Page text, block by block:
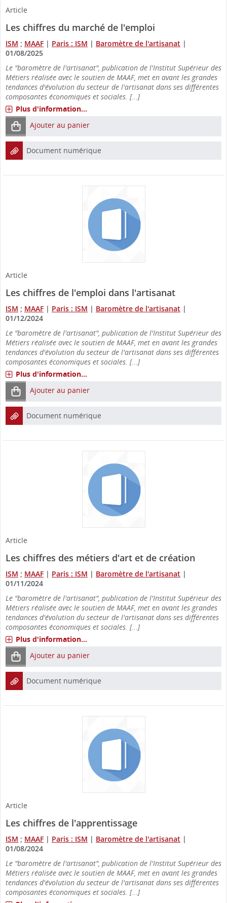
Article
Les chiffres du marché de l'emploi
ISM ; MAAF | Paris : ISM | Baromètre de l'artisanat |
01/08/2025
Le "baromètre de l'artisanat", publication de l'Institut Supérieur des
Métiers réalisée avec le soutien de MAAF, met en avant les grandes
tendances d'évolution du secteur de l'artisanat dans ses différentes
composantes économiques et sociales. [...]
Plus d'information...
Ajouter au panier
Document numérique
Article
Les chiffres de l'emploi dans l'artisanat
ISM ; MAAF | Paris : ISM | Baromètre de l'artisanat |
01/12/2024
Le "baromètre de l'artisanat", publication de l'Institut Supérieur des
Métiers réalisée avec le soutien de MAAF, met en avant les grandes
tendances d'évolution du secteur de l'artisanat dans ses différentes
composantes économiques et sociales. [...]
Plus d'information...
Ajouter au panier
Document numérique
Article
Les chiffres des métiers d'art et de création
ISM ; MAAF | Paris : ISM | Baromètre de l'artisanat |
01/11/2024
Le "baromètre de l'artisanat", publication de l'Institut Supérieur des
Métiers réalisée avec le soutien de MAAF, met en avant les grandes
tendances d'évolution du secteur de l'artisanat dans ses différentes
composantes économiques et sociales. [...]
Plus d'information...
Ajouter au panier
Document numérique
Article
Les chiffres de l'apprentissage
ISM ; MAAF | Paris : ISM | Baromètre de l'artisanat |
01/08/2024
Le "baromètre de l'artisanat", publication de l'Institut Supérieur des
Métiers réalisée avec le soutien de MAAF, met en avant les grandes
tendances d'évolution du secteur de l'artisanat dans ses différentes
composantes économiques et sociales. [...]